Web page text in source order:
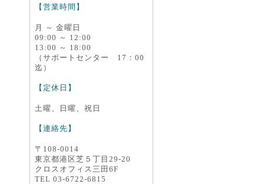
【営業時間】
月 ～ 金曜日
09:00 ～ 12:00
13:00 ～ 18:00
（サポートセンター 17：00
迄）
【定休日】
土曜、日曜、祝日
【連絡先】
〒108-0014
東京都港区芝５丁目29-20
クロスオフィス三田6F
TEL 03-6722-6815